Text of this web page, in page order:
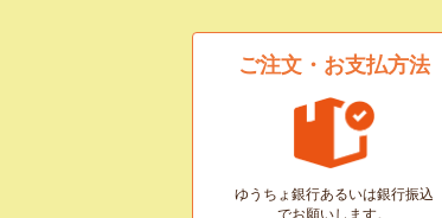
ご注文・お支払方法
ゆうちょ銀行あるいは銀行振込